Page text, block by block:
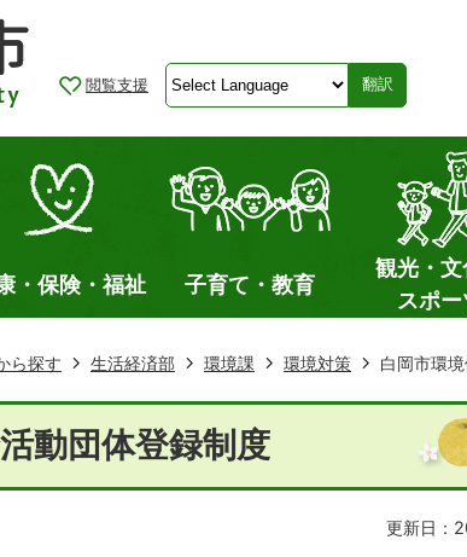
閲覧支援 翻訳
・保険・福祉 子育て・教育
観光・文
スポー
ら探す 生活経済部 環境課 環境対策 白岡市環
動団体登録制度
更新日：